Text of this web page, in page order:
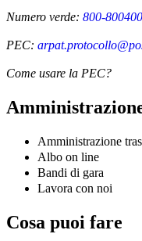
Numero verde: 800-800400
PEC:
Come usare la PEC?
Amministrazione
Albo on line
Bandi di gara
Lavora con noi
Cosa puoi fare